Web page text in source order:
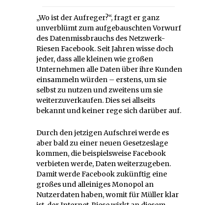
„Wo ist der Aufreger?“, fragt er ganz
unverblümt zum aufgebauschten Vorwurf
des Datenmissbrauchs des Netzwerk-
Riesen Facebook. Seit Jahren wisse doch
jeder, dass alle kleinen wie großen
Unternehmen alle Daten über ihre Kunden
einsammeln würden – erstens, um sie
selbst zu nutzen und zweitens um sie
weiterzuverkaufen. Dies sei allseits
bekannt und keiner rege sich darüber auf.
Durch den jetzigen Aufschrei werde es
aber bald zu einer neuen Gesetzeslage
kommen, die beispielsweise Facebook
verbieten werde, Daten weiterzugeben.
Damit werde Facebook zukünftig eine
großes und alleiniges Monopol an
Nutzerdaten haben, womit für Müller klar